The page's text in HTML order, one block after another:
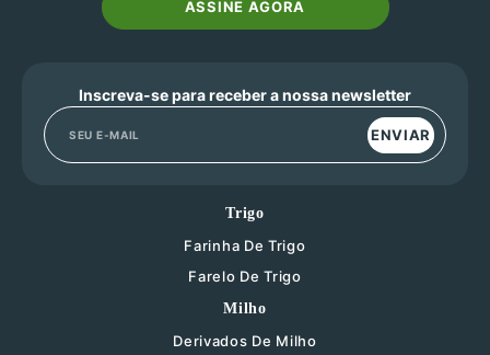
ASSINE AGORA
Inscreva-se para receber a nossa newsletter
ENVIAR
Trigo
Farinha De Trigo
Farelo De Trigo
Milho
Derivados De Milho